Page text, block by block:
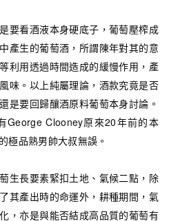
要看酒液本身硬底子，葡萄壓榨成
產生的葡萄酒，所謂陳年對其的意
利用透過時間造成的緩慢作用，產
味。以上純屬理論，酒款究竟是否
是要回歸釀酒原料葡萄本身討論。
George Clooney原來20年前的本
極品熟男帥大叔無誤。
生長要素緊扣土地、氣候二點，除
其產出時的命運外，耕種期間，氣
，亦是與能否結成高品質的葡萄有